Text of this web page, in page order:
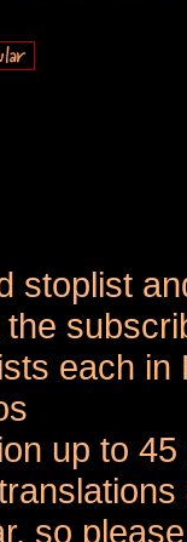
stoplist
each in
up to
so